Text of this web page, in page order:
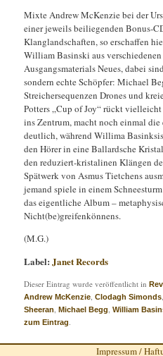
Mixte Andrew McKenzie bei der
einer jeweils beiliegenden Bonus-
Klanglandschaften, so erschaffen
William Basinski aus verschiedenen
Ausgangsmaterials Neues, dabei
sondern echte Schöpfer: Michael
Streichersequenzen Drones und
Potters „Cup of Joy“ rückt
ins Zentrum, macht noch einmal
deutlich, während Willima
den Hörer in eine Ballardsche
den reduziert-kristalinen Klängen
Spätwerk von Asmus Tietchens
jemand spiele in einem
das eigentliche Album –
Nicht(be)greifenkönnens.
(M.G.)
Label:Janet Records
Dieser Eintrag wurde veröffentlicht in
Andrew McKenzie,Clodagh Simonds
Sheeran,Michael Begg,William
zum Eintrag.
Impressum /